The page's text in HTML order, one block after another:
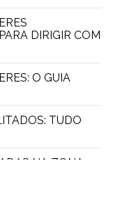
DIRIGIR COM